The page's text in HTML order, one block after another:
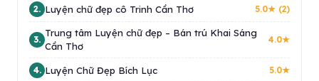
2. Luyện chữ đẹp cô Trinh Cần Thơ 5.0★ (2)
3.
Trung tâm Luyện chữ đẹp – Bán trú Khai Sáng
Cần Thơ
4.0★
4. Luyện Chữ Đẹp Bích Lục 5.0★